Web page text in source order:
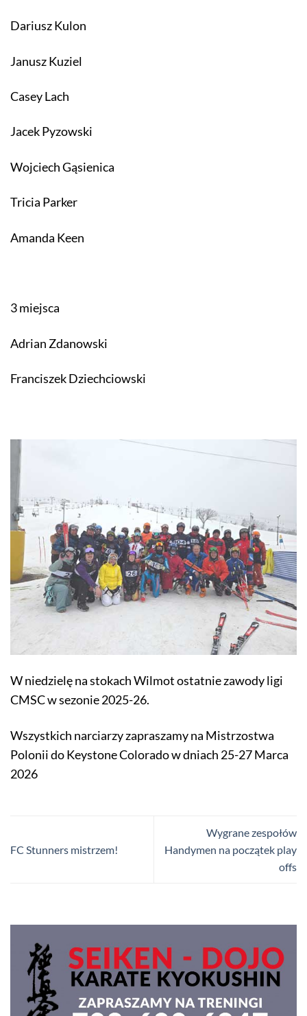
Dariusz Kulon
Janusz Kuziel
Casey Lach
Jacek Pyzowski
Wojciech Gąsienica
Tricia Parker
Amanda Keen
3 miejsca
Adrian Zdanowski
Franciszek Dziechciowski
W niedzielę na stokach Wilmot ostatnie zawody ligi
CMSC w sezonie 2025-26.
Wszystkich narciarzy zapraszamy na Mistrzostwa
Polonii do Keystone Colorado w dniach 25-27 Marca
2026
FC Stunners mistrzem!
Wygrane zespołów
Handymen na początek play
offs